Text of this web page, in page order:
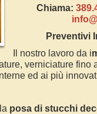
Chiama:
Preventivi
Il nostro lavoro da i
verniciature fino
ed ai più
posa di stucchi